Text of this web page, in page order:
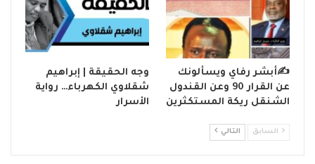
✍️أبشر رفاي ويسألونك
عن القرار 90 وعن القندول
الشنقل ريكة المستكثرين
وجه الحقيقة | إبراهيم
شقلاوي الكهرباء… رواية
الأسرار
السابق التالي